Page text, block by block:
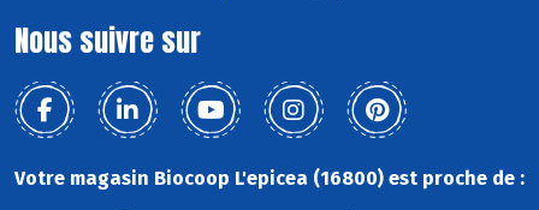
Nous suivre sur
Votre magasin Biocoop L'epicea (16800) est proche de :